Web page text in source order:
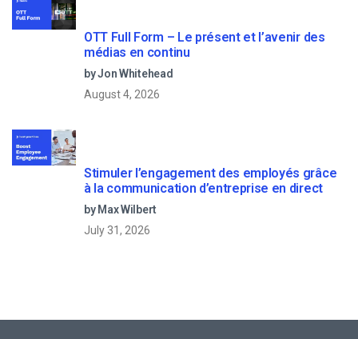
OTT Full Form – Le présent et l’avenir des
médias en continu
by Jon Whitehead
August 4, 2026
Stimuler l’engagement des employés grâce
à la communication d’entreprise en direct
by Max Wilbert
July 31, 2026